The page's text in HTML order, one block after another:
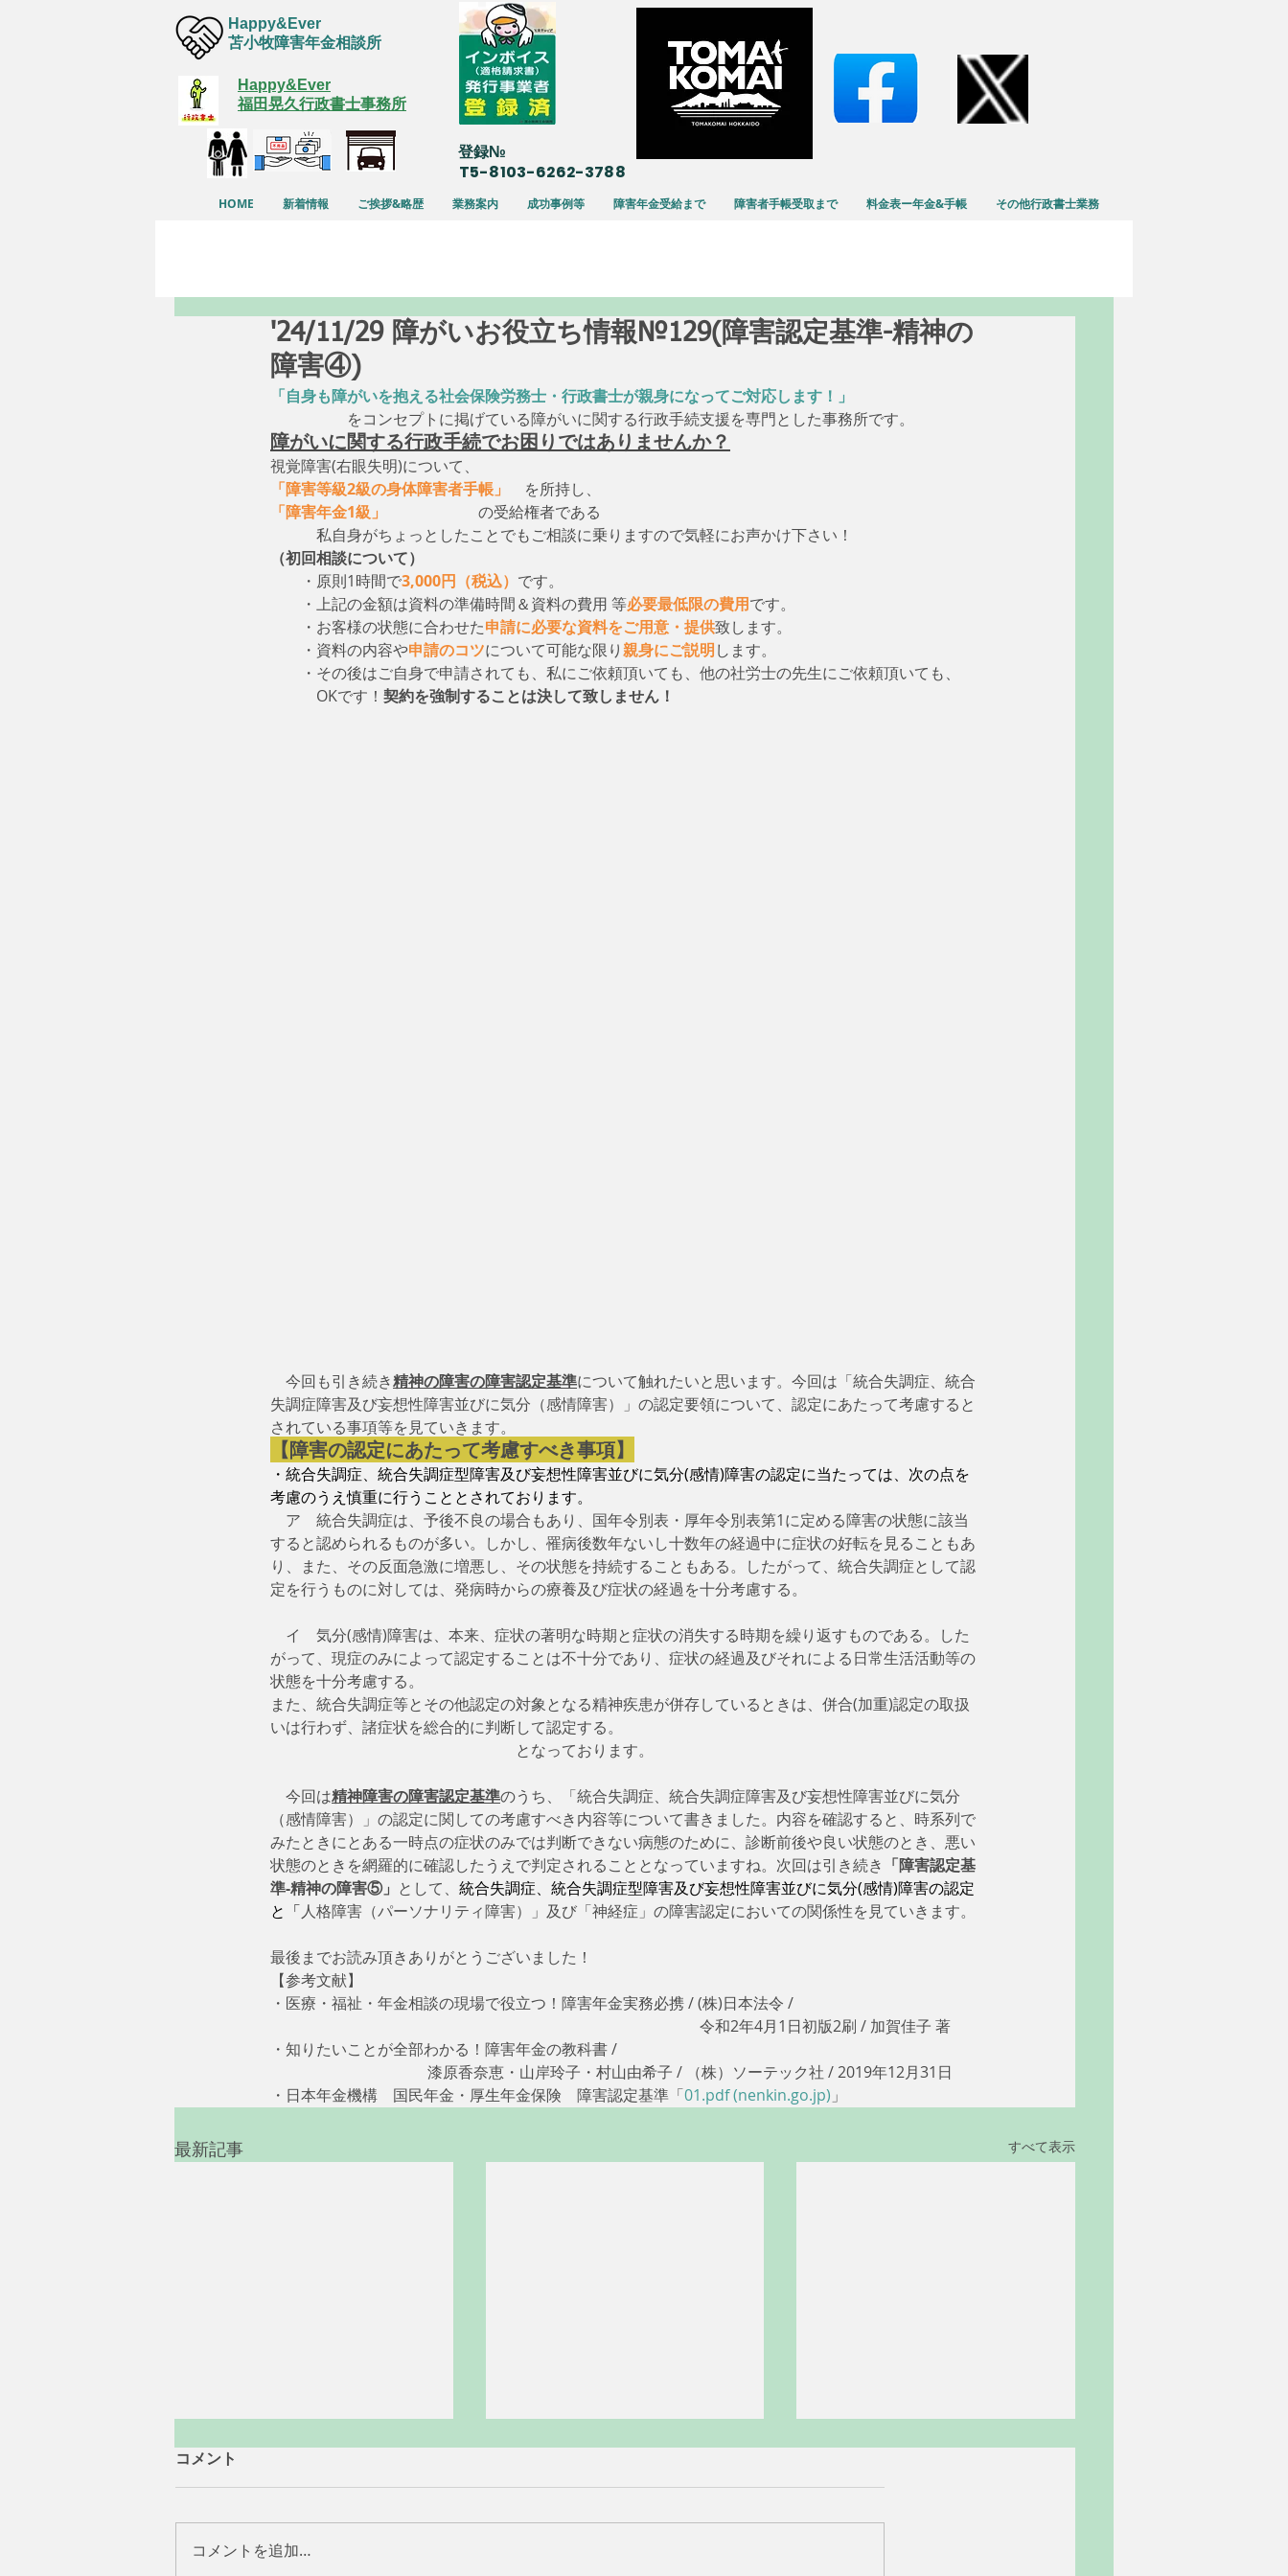
Happy&Ever
苫小牧障害年金相談所
Happy&Ever
福田晃久行政書士事務所
​登録№
T5-8103-6262-3788
HOME 新着情報 ご挨拶&略歴 業務案内 成功事例等 障害年金受給まで 障害者手帳受取まで 料金表ー年金&手帳 その他行政書士業務
'24/11/29 障がいお役立ち情報№129(障害認定基準-精神の
障害④)
「自身も障がいを抱える社会保険労務士・行政書士が親身になってご対応します！」
をコンセプトに掲げている障がいに関する行政手続支援を専門とした事務所です。
障がいに関する行政手続でお困りではありませんか？
視覚障害(右眼失明)について、
「障害等級2級の身体障害者手帳」
を所持し、
「障害年金1級」
の受給権者である
私自身がちょっとしたことでもご相談に乗りますので気軽にお声かけ下さい！
（初回相談について）
・原則1時間で3,000円（税込） です。
・上記の金額は資料の準備時間＆資料の費用 等必要最低限の費用です。
・お客様の状態に合わせた申請に必要な資料をご用意・提供致します。
・資料の内容や申請のコツについて可能な限り親身にご説明します。
・その後はご自身で申請されても、私にご依頼頂いても、他の社労士の先生にご依頼頂いても、
OKです！ 契約を強制することは決して致しません！
今回も引き続き精神の障害の障害認定基準について触れたいと思います。今回は「統合失調症、統合
失調症障害及び妄想性障害並びに気分（感情障害）」の認定要領について、認定にあたって考慮すると
されている事項等を見ていきます。
【障害の認定にあたって考慮すべき事項】
・統合失調症、統合失調症型障害及び妄想性障害並びに気分(感情)障害の認定に当たっては、次の点を
考慮のうえ慎重に行うこととされております。
ア　統合失調症は、予後不良の場合もあり、国年令別表・厚年令別表第1に定める障害の状態に該当
すると認められるものが多い。しかし、罹病後数年ないし十数年の経過中に症状の好転を見ることもあ
り、また、その反面急激に増悪し、その状態を持続することもある。したがって、統合失調症として認
定を行うものに対しては、発病時からの療養及び症状の経過を十分考慮する。
イ　気分(感情)障害は、本来、症状の著明な時期と症状の消失する時期を繰り返すものである。した
がって、現症のみによって認定することは不十分であり、症状の経過及びそれによる日常生活活動等の
状態を十分考慮する。
また、統合失調症等とその他認定の対象となる精神疾患が併存しているときは、併合(加重)認定の取扱
いは行わず、諸症状を総合的に判断して認定する。
となっております。
今回は精神障害の障害認定基準のうち、「統合失調症、統合失調症障害及び妄想性障害並びに気分
（感情障害）」の認定に関しての考慮すべき内容等について書きました。内容を確認すると、時系列で
みたときにとある一時点の症状のみでは判断できない病態のために、診断前後や良い状態のとき、悪い
状態のときを網羅的に確認したうえで判定されることとなっていますね。次回は引き続き 「障害認定基
準-精神の障害⑤」 として、 統合失調症、統合失調症型障害及び妄想性障害並びに気分(感情)障害の認定
と「人格障害（パーソナリティ障害）」及び「神経症」の障害認定においての関係性を見ていきます。
最後までお読み頂きありがとうございました！
【参考文献】
・医療・福祉・年金相談の現場で役立つ！障害年金実務必携 / (株)日本法令 /
令和2年4月1日初版2刷 / 加賀佳子 著
・知りたいことが全部わかる！障害年金の教科書 /
漆原香奈恵・山岸玲子・村山由希子 / （株）ソーテック社 / 2019年12月31日
・日本年金機構　国民年金・厚生年金保険　障害認定基準「01.pdf (nenkin.go.jp) 」
最新記事 すべて表示
コメント
コメントを追加…